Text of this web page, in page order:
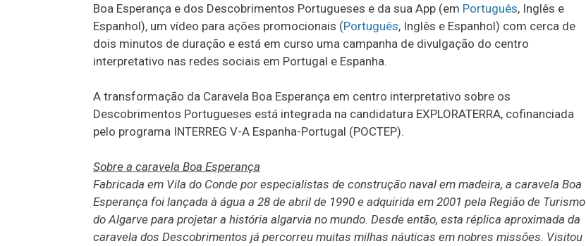
Boa Esperança e dos Descobrimentos Portugueses e da sua App (em Português, Inglês e
Espanhol), um vídeo para ações promocionais (Português, Inglês e Espanhol) com cerca de
dois minutos de duração e está em curso uma campanha de divulgação do centro
interpretativo nas redes sociais em Portugal e Espanha.
A transformação da Caravela Boa Esperança em centro interpretativo sobre os
Descobrimentos Portugueses está integrada na candidatura EXPLORATERRA, cofinanciada
pelo programa INTERREG V-A Espanha-Portugal (POCTEP).
Sobre a caravela Boa Esperança
Fabricada em Vila do Conde por especialistas de construção naval em madeira, a caravela Boa
Esperança foi lançada à água a 28 de abril de 1990 e adquirida em 2001 pela Região de Turismo
do Algarve para projetar a história algarvia no mundo. Desde então, esta réplica aproximada da
caravela dos Descobrimentos já percorreu muitas milhas náuticas em nobres missões. Visitou